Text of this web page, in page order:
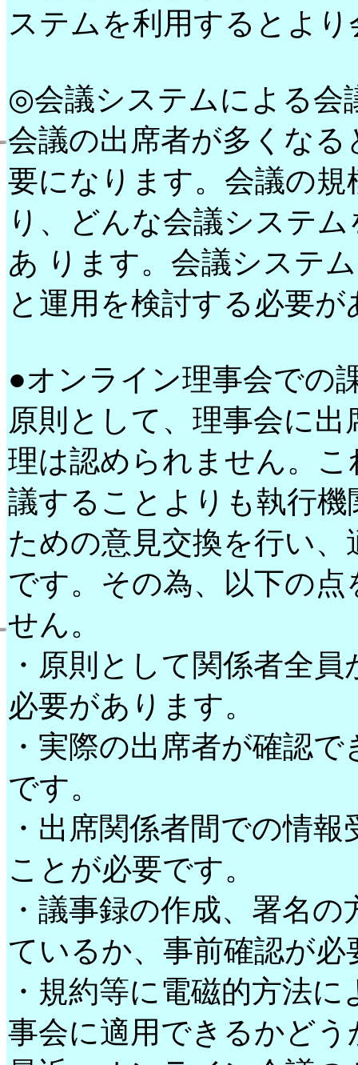
ステムを利用するとよ
◎会議システムによる会
会議の出席者が多くな
要になります。会議の
り、どんな会議システ
あ ります。会議システ
と運用を検討する必要
●オンライン理事会での
原則として、理事会に
理は認められません。
議することよりも執行
ための意見交換を行い
です。その為、以下の
せん。
・原則として関係者全
必要があります。
・実際の出席者が確認
です。
・出席関係者間での情
ことが必要です。
・議事録の作成、署名
ているか、事前確認が
・規約等に電磁的方法
事会に適用できるかど